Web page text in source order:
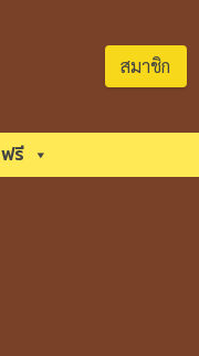
สมาชิก
รี